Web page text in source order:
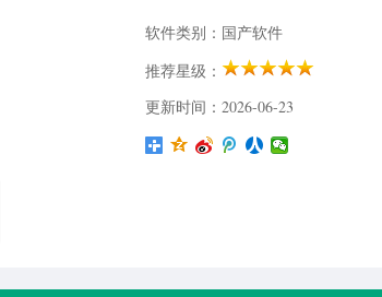
软件类别：国产软件
推荐星级：
更新时间：2026-06-23